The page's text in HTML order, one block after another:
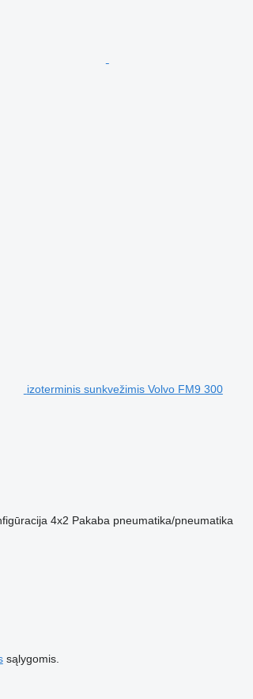
izoterminis sunkvežimis Volvo FM9 300
4x2 Pakaba pneumatika/pneumatika
sąlygomis.